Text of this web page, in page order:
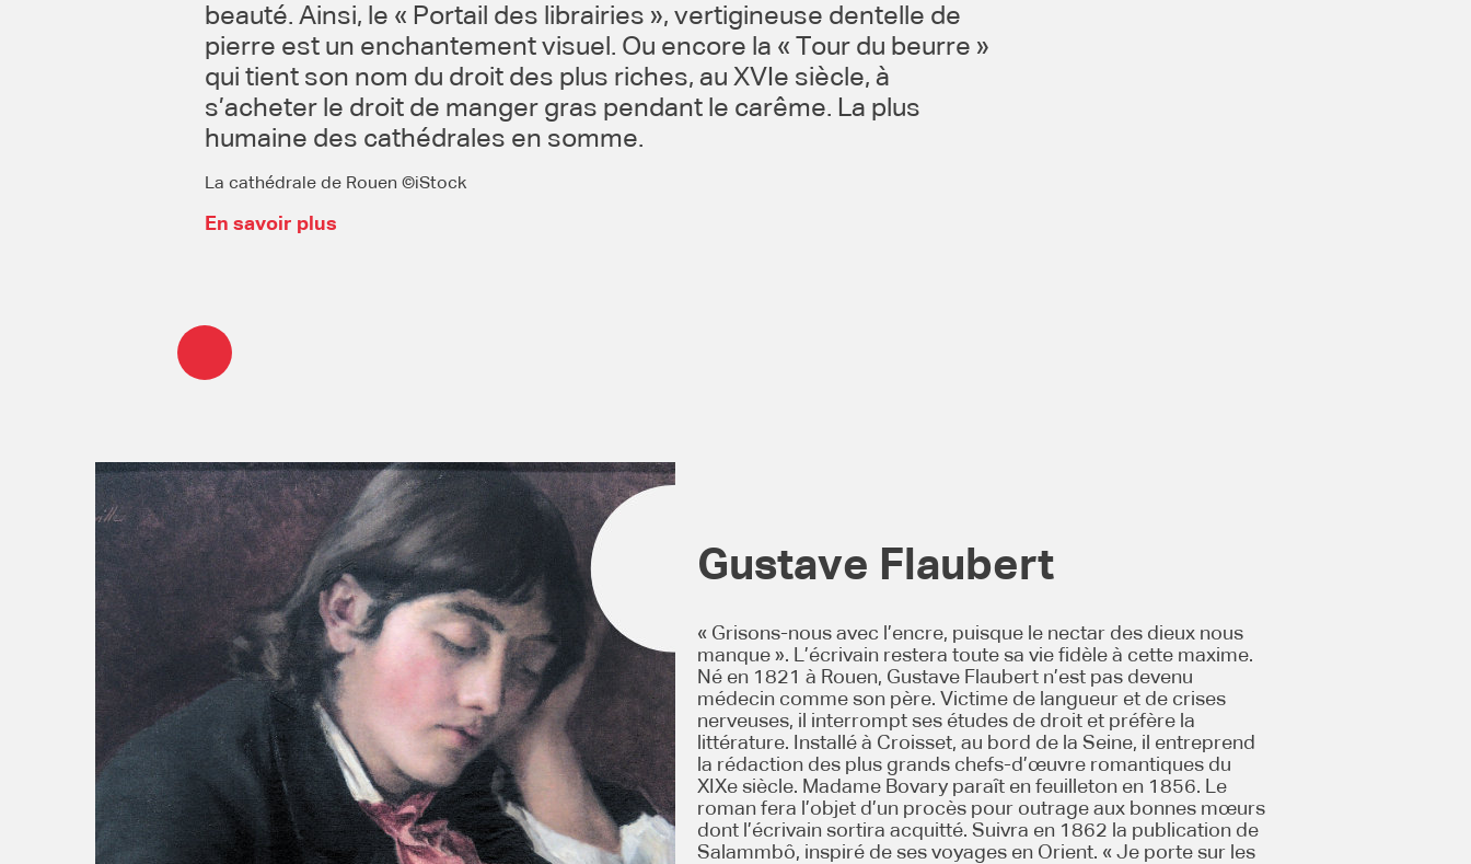
beauté. Ainsi, le « Portail des librairies », vertigineuse dentelle de
pierre est un enchantement visuel. Ou encore la « Tour du beurre »
qui tient son nom du droit des plus riches, au XVIe siècle, à
s’acheter le droit de manger gras pendant le carême. La plus
humaine des cathédrales en somme.
La cathédrale de Rouen ©iStock
En savoir plus
Gustave Flaubert
« Grisons-nous avec l’encre, puisque le nectar des dieux nous
manque ». L’écrivain restera toute sa vie fidèle à cette maxime.
Né en 1821 à Rouen, Gustave Flaubert n’est pas devenu
médecin comme son père. Victime de langueur et de crises
nerveuses, il interrompt ses études de droit et préfère la
littérature. Installé à Croisset, au bord de la Seine, il entreprend
la rédaction des plus grands chefs-d’œuvre romantiques du
XIXe siècle. Madame Bovary paraît en feuilleton en 1856. Le
roman fera l’objet d’un procès pour outrage aux bonnes mœurs
dont l’écrivain sortira acquitté. Suivra en 1862 la publication de
Salammbô, inspiré de ses voyages en Orient. « Je porte sur les